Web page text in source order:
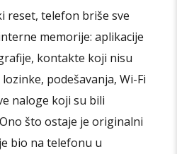
reset, telefon briše sve
memorije: aplikacije
kontakte koji nisu
podešavanja, Wi-Fi
naloge koji su bili
što ostaje je originalni
bio na telefonu u